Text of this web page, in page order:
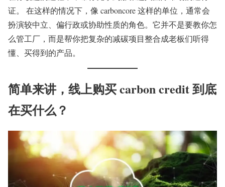
证。 在这样的情况下，像 carboncore 这样的单位，通常会
扮演较中立、偏行政或协助性质的角色。它并不是要教你怎
么管工厂，而是帮你把复杂的减碳项目整合成老板们听得
懂、买得到的产品。
简单来讲，线上购买 carbon credit 到底
在买什么？